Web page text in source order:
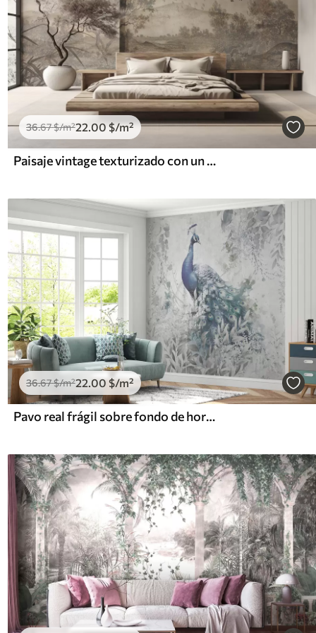
36.67$/m²22 .00$/m²
Paisaje vintage texturizado con un árbol cerca de un río y un cielo nublado, arte de la naturaleza en tonos sepia
36.67$/m²22.00$/m²
Pavo real frágil sobre fondo de hormigón grunge